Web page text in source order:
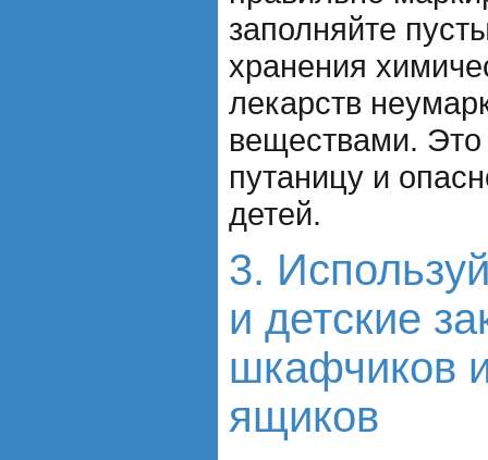
заполняйте
хранения
лекарств
веществами.
путаницу и
детей.
3.
и детские
шкафчиков
ящиков